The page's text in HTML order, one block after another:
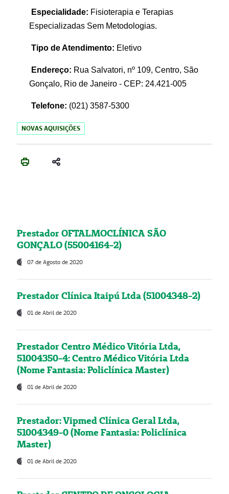
Especialidade: Fisioterapia e Terapias
Especializadas Sem Metodologias.
Tipo de Atendimento: Eletivo
Endereço: Rua Salvatori, nº 109, Centro, São
Gonçalo, Rio de Janeiro - CEP: 24.421-005
Telefone: (021) 3587-5300
NOVAS AQUISIÇÕES
Prestador OFTALMOCLÍNICA SÃO
GONÇALO (55004164-2)
07 de Agosto de 2020
Prestador Clínica Itaipú Ltda (51004348-2)
01 de Abril de 2020
Prestador Centro Médico Vitória Ltda,
51004350-4: Centro Médico Vitória Ltda
(Nome Fantasia: Policlínica Master)
01 de Abril de 2020
Prestador: Vipmed Clínica Geral Ltda,
51004349-0 (Nome Fantasia: Policlínica
Master)
01 de Abril de 2020